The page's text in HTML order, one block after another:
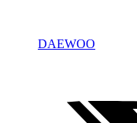
DAEWOO